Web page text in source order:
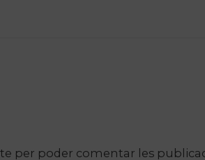
per poder comentar les